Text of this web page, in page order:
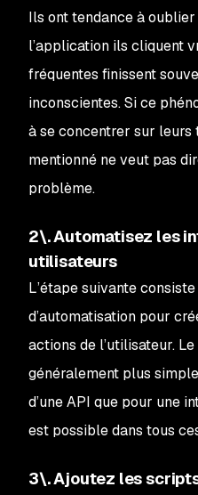
Ils ont tendance à
l’application ils cliquent
fréquentes finissent
inconscientes. Si ce
à se concentrer sur leurs
mentionné ne veut pas
problème.
2\. Automatisez les
utilisateurs
L’étape suivante
d’automatisation pour
actions de l’utilisateur.
généralement plus
d’une API que pour une
est possible dans tous
3\. Ajoutez les